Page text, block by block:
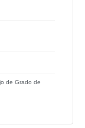
de Grado de